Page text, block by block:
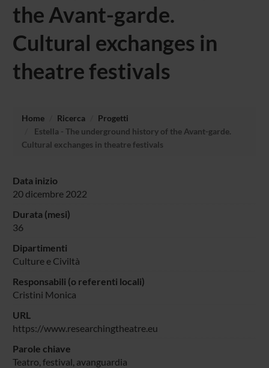
the Avant-garde.
Cultural exchanges in
theatre festivals
Home Ricerca
Progetti
Estella - The underground history of the Avant-garde.
Cultural exchanges in theatre festivals
Data inizio
20 dicembre 2022
Durata (mesi)
36
Dipartimenti
Culture e Civiltà
Responsabili (o referenti locali)
Cristini Monica
URL
https://www.researchingtheatre.eu
Parole chiave
Teatro, festival, avanguardia